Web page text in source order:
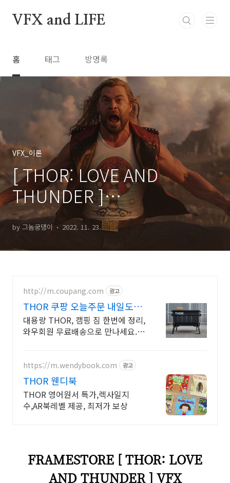
VFX and LIFE
홈 태그 방명록
VFX_이론
[ THOR: LOVE AND
THUNDER ]
FRAMESTORE_VFX
by 그놈궁댕이 2022. 11. 23.
http://m.coupang.com 광고
THOR 쿠팡 오늘주문 내일도착
로켓배송
대용량 THOR, 캠핑 짐 한번에 정리,
와우회원 무료배송으로 만나세요.
https://m.wendybook.com 광고
THOR 웬디북
THOR 영어원서 특가,렉사일지
수,AR북레벨 제공, 최저가 보상
FRAMESTORE [ THOR: LOVE
AND THUNDER ] VFX